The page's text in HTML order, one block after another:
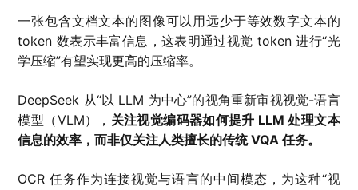
一张包含文档文本的图像可以用远少于等效数字文本的
token 数表示丰富信息，这表明通过视觉 token 进行“光
学压缩”有望实现更高的压缩率。
DeepSeek 从“以 LLM 为中心”的视角重新审视视觉-语言
模型（VLM）， 关注视觉编码器如何提升 LLM 处理文本
信息的效率，而非仅关注人类擅长的传统 VQA 任务。
OCR 任务作为连接视觉与语言的中间模态，为这种“视